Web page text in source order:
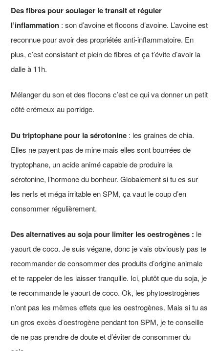
Des fibres pour soulager le transit et réguler
l’inflammation : son d’avoine et flocons d’avoine. L’avoine est
reconnue pour avoir des propriétés anti-inflammatoire. En
plus, c’est consistant et plein de fibres et ça t’évite d’avoir la
dalle à 11h.
Mélanger du son et des flocons c’est ce qui va donner un petit
côté crémeux au porridge.
Du triptophane pour la sérotonine : les graines de chia.
Elles ne payent pas de mine mais elles sont bourrées de
tryptophane, un acide animé capable de produire la
sérotonine, l’hormone du bonheur. Globalement si tu es sur
les nerfs et méga irritable en SPM, ça vaut le coup d’en
consommer régulièrement.
Des alternatives au soja pour limiter les oestrogènes : le
yaourt de coco. Je suis végane, donc je vais obviously pas te
recommander de consommer des produits d’origine animale
et te rappeler de les laisser tranquille. Ici, plutôt que du soja, je
te recommande le yaourt de coco. Ok, les phytoestrogènes
n’ont pas les mêmes effets que les oestrogènes. Mais si tu as
un gros excès d’oestrogène pendant ton SPM, je te conseille
de ne pas prendre de doute et d’éviter de consommer du